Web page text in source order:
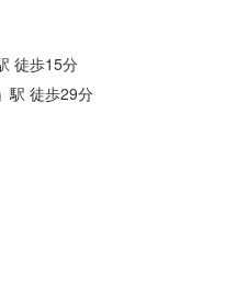
徒歩15分
駅 徒歩29分